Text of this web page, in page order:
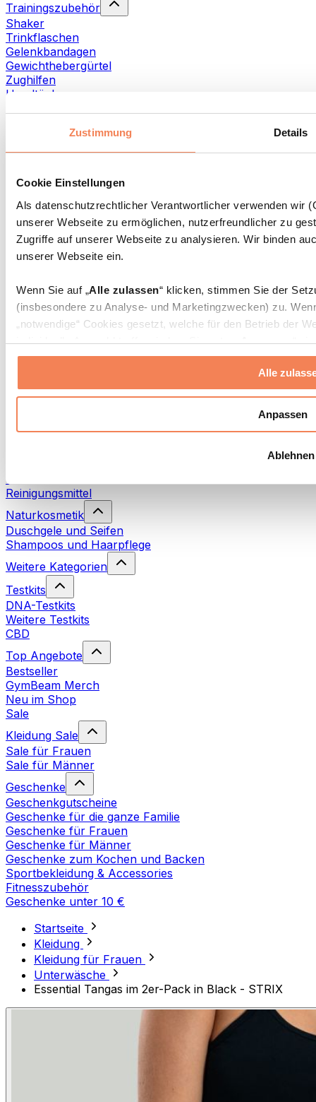
Zustimmung Details
Cookie Einstellungen
Als datenschutzrechtlicher Verantwortlicher verwenden wir
unserer Webseite zu ermöglichen, nutzerfreundlicher zu
Zugriffe auf unserer Webseite zu analysieren. Wir binden
unserer Webseite ein.
Wenn Sie auf „Alle zulassen“ klicken, stimmen Sie der
(insbesondere zu Analyse- und Marketingzwecken) zu.
„notwendige“ Cookies gesetzt, welche für den Betrieb der
individuelle Auswahl treffen, indem Sie unter „Anpassen“
erlauben“ klicken.
Weitere Informationen über die Verarbeitung Ihrer Daten
Datenschutzerklärung
Alle
Anpassen
Ablehnen
Trainingszubehör
Shaker
Trinkflaschen
Gelenkbandagen
Gewichthebergürtel
Zughilfen
Handtücher
Faszien- und Massagerollen
Weitere Rehabilitationshilfen
Taschen & Rucksäcke
Essenstaschen und Meal-Prep-Zubehör
Sporttaschen
Zubehör nach Aktivität
Laufen
Kampfsport
Yoga & Pilates
Wandern
Rotlichttherapie
Waschmittel
Reinigungsmittel
Naturkosmetik
Duschgele und Seifen
Shampoos und Haarpflege
Weitere Kategorien
Testkits
DNA-Testkits
Weitere Testkits
CBD
Top Angebote
Bestseller
GymBeam Merch
Neu im Shop
Sale
Kleidung Sale
Sale für Frauen
Sale für Männer
Geschenke
Geschenkgutscheine
Geschenke für die ganze Familie
Geschenke für Frauen
Geschenke für Männer
Geschenke zum Kochen und Backen
Sportbekleidung & Accessories
Fitnesszubehör
Geschenke unter 10 €
Startseite
Kleidung
Kleidung für Frauen
Unterwäsche
Essential Tangas im 2er-Pack in Black - STRIX